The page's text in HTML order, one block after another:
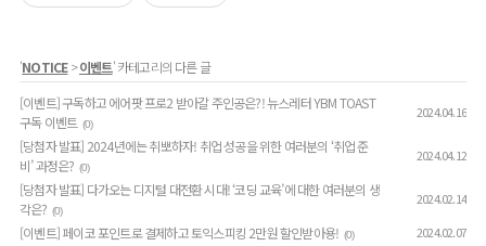
'NOTICE>이벤트' 카테고리의 다른 글
[이벤트] 구독하고 에어팟 프로2 받아갈 주인공은?! 뉴스레터 YBM TOAST
구독 이벤트 (0)
2024.04.16
[당첨자 발표] 2024년에는 취뽀하자! 취업 성공을 위한 여러분의 ‘취업 준
비’ 과정은? (0)
2024.04.12
[당첨자 발표] 다가오는 디지털 대전환 시대! ‘코딩 교육’에 대한 여러분의 생
각은? (0)
2024.02.14
[이벤트] 페이코 포인트로 결제하고 토익스피킹 2만원 할인받아용! (0) 2024.02.07